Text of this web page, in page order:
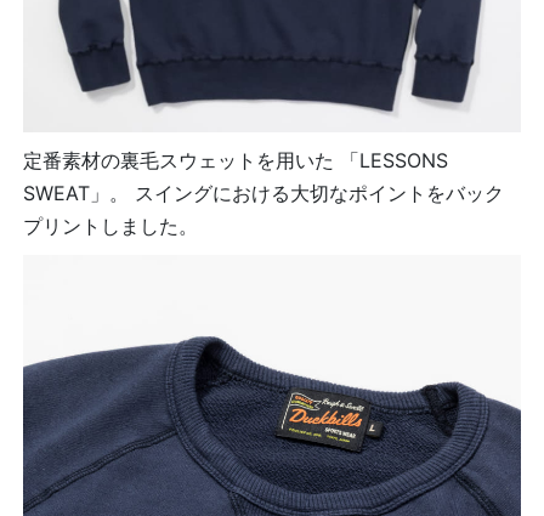
定番素材の裏毛スウェットを用いた 「LESSONS
SWEAT」。 スイングにおける大切なポイントをバック
プリントしました。